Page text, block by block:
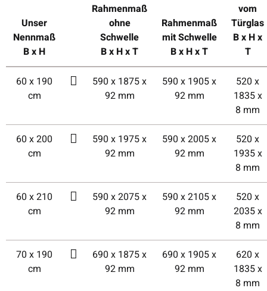
Unser
Nennmaß
B x H
Rahmenmaß
ohne
Schwelle
B x H x T
Rahmenmaß
mit Schwelle
B x H x T
vom
Türglas
B x H x
T
60 x 190
cm
590 x 1875 x
92 mm
590 x 1905 x
92 mm
520 x
1835 x
8 mm
60 x 200
cm
590 x 1975 x
92 mm
590 x 2005 x
92 mm
520 x
1935 x
8 mm
60 x 210
cm
590 x 2075 x
92 mm
590 x 2105 x
92 mm
520 x
2035 x
8 mm
70 x 190
cm
690 x 1875 x
92 mm
690 x 1905 x
92 mm
620 x
1835 x
8 mm